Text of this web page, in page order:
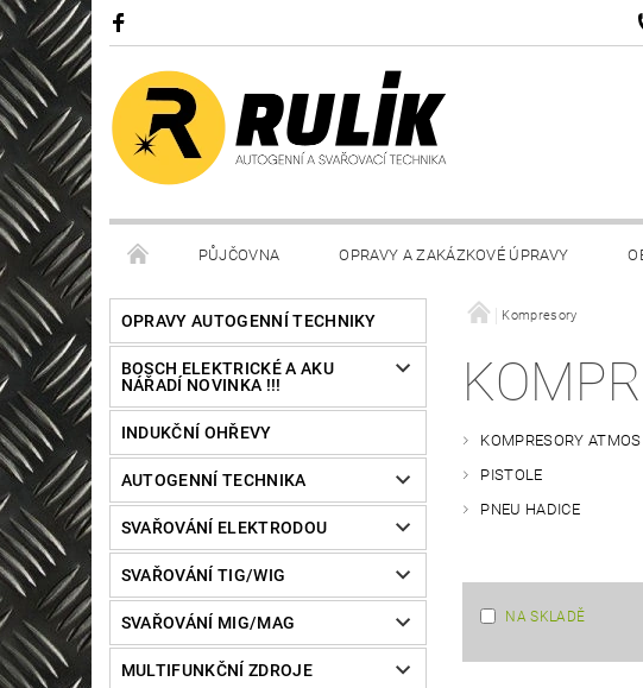
PŮJČOVNA OPRAVY A ZAKÁZKOVÉ ÚPRAVY
OPRAVY AUTOGENNÍ TECHNIKY
BOSCH ELEKTRICKÉ A AKU
NÁŘADÍ NOVINKA !!!
INDUKČNÍ OHŘEVY
AUTOGENNÍ TECHNIKA
SVAŘOVÁNÍ ELEKTRODOU
SVAŘOVÁNÍ TIG/WIG
SVAŘOVÁNÍ MIG/MAG
MULTIFUNKČNÍ ZDROJE
Kompresory
KOMPRESORY ATMOS
PISTOLE
PNEU HADICE
NA SKLADĚ